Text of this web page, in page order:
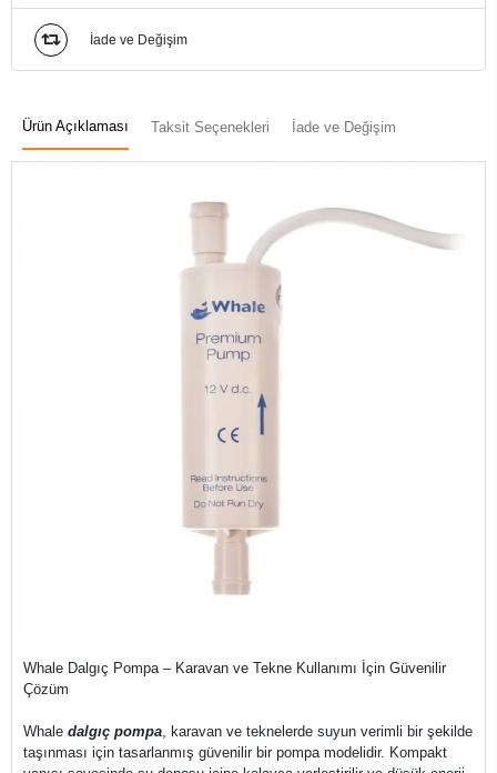
İade ve Değişim
Ürün Açıklaması Taksit Seçenekleri İade ve Değişim
Whale Dalgıç Pompa – Karavan ve Tekne Kullanımı İçin Güvenilir
Çözüm
Whale dalgıç pompa, karavan ve teknelerde suyun verimli bir şekilde
taşınması için tasarlanmış güvenilir bir pompa modelidir. Kompakt